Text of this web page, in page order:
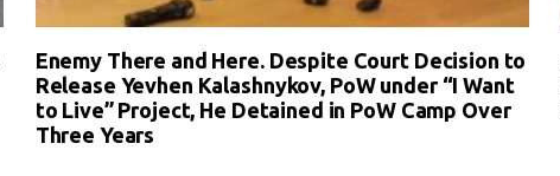
Enemy There and Here. Despite Court Decision to
Release Yevhen Kalashnykov, PoW under “I Want
to Live” Project, He Detained in PoW Camp Over
Three Years